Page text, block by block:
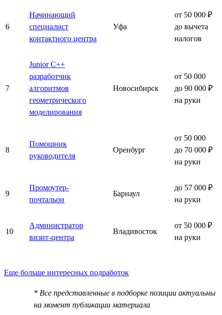
6
Начинающий
специалист
контактного центра
Уфа
от 50 000 ₽
до вычета
налогов
7
Junior C++
разработчик
алгоритмов
геометрического
моделирования
Новосибирск
от 50 000
до 90 000 ₽
на руки
8
Помощник
руководителя
Оренбург
от 50 000
до 70 000 ₽
на руки
9
Промоутер-
почтальон
Барнаул
до 57 000 ₽
на руки
10
Администратор
визит-центра
Владивосток
от 50 000 ₽
на руки
Еще больше интересных подработок
* Все представленные в подборке позиции актуальны
на момент публикации материала